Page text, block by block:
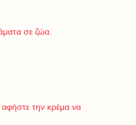
σε ζώα.
την κρέμα να